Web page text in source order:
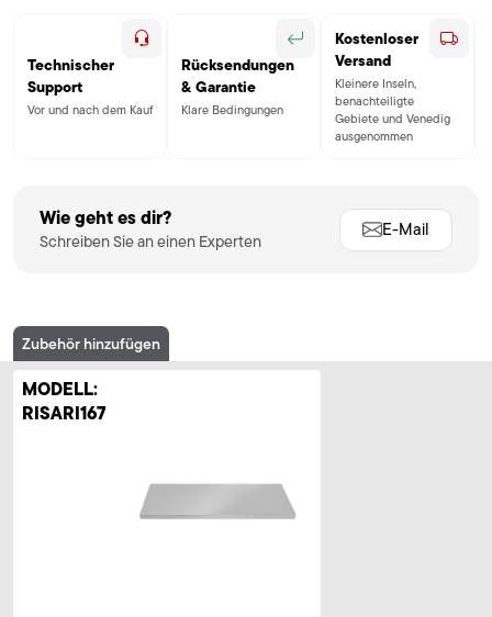
Technischer
Support
Vor und nach dem Kauf
Rücksendungen
& Garantie
Klare Bedingungen
Kostenloser
Versand
Kleinere Inseln,
benachteiligte
Gebiete und Venedig
ausgenommen
Wie geht es dir?
Schreiben Sie an einen Experten
E-Mail
Zubehör hinzufügen
MODELL:
RISARI167